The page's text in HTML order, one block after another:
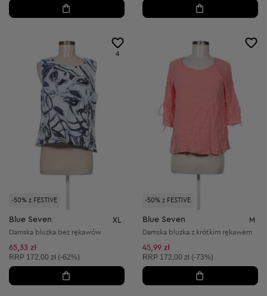
-50% z FESTIVE
4
Blue Seven XL
Damska bluzka bez rękawów
65,33 zł
Cena sugerowana:
RRP 172,00 zł (-62%)
-50% z FESTIVE
Blue Seven M
Damska bluzka z krótkim rękawem
45,99 zł
Cena sugerowana:
RRP 172,00 zł (-73%)